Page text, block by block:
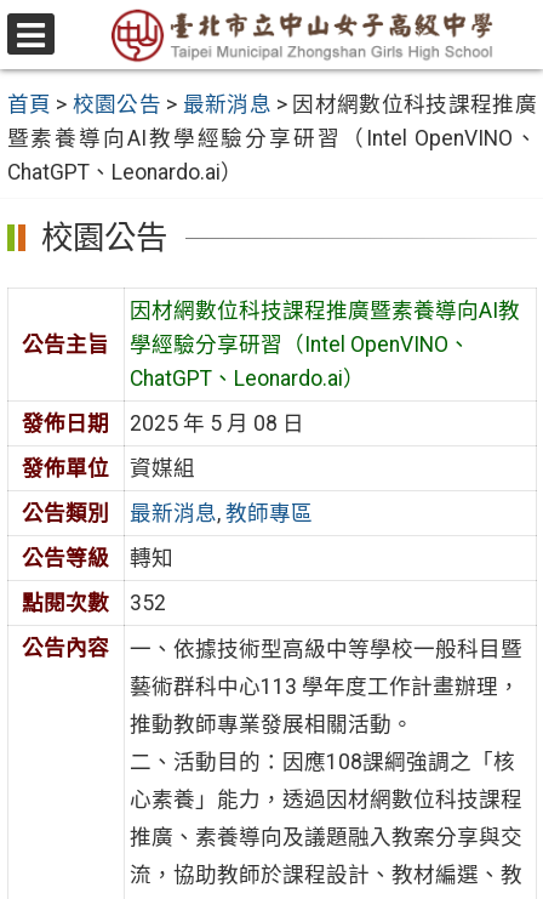
跳
至
要
內
容
區
選
單
首頁 > 校園公告 > 最新消息 > 因材網數位科技課程推廣
暨素養導向AI教學經驗分享研習（Intel OpenVINO、
ChatGPT、Leonardo.ai）
校園公告
公告主旨
因材網數位科技課程推廣暨素養導向AI教
學經驗分享研習（Intel OpenVINO、
ChatGPT、Leonardo.ai）
發佈日期
2025 年 5 月 08 日
發佈單位
資媒組
公告類別
最新消息, 教師專區
公告等級
轉知
點閱次數
352
公告內容
一、依據技術型高級中等學校一般科目暨
藝術群科中心113 學年度工作計畫辦理，
推動教師專業發展相關活動。
二、活動目的：因應108課綱強調之「核
心素養」能力，透過因材網數位科技課程
推廣、素養導向及議題融入教案分享與交
流，協助教師於課程設計、教材編選、教